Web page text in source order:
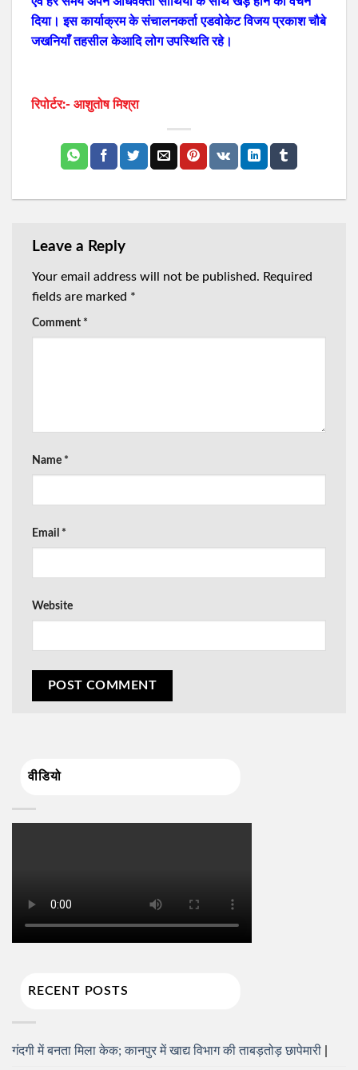
दिया। इस कार्याक्रम के संचालनकर्ता एडवोकेट विजय प्रकाश चौबे
जखनियाँ तहसील केआदि लोग उपस्थिति रहे।
रिपोर्टर:- आशुतोष मिश्रा
Leave a Reply
Your email address will not be published. Required
fields are marked *
Comment *
Name *
Email *
Website
वीडियो
RECENT POSTS
गंदगी में बनता मिला केक; कानपुर में खाद्य विभाग की ताबड़तोड़ छापेमारी